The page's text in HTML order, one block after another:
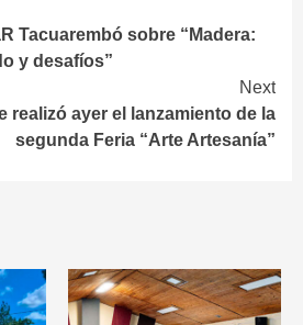
Tacuarembó sobre “Madera:
y desafíos”
Next
realizó ayer el lanzamiento de la
segunda Feria “Arte Artesanía”